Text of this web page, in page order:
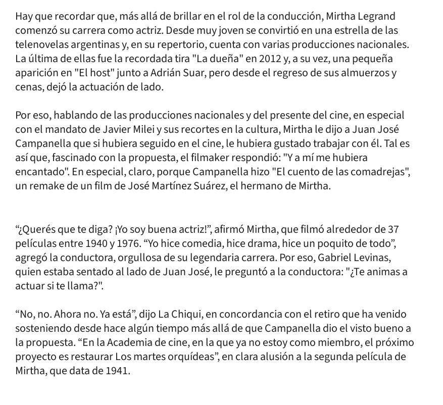
Hay que recordar que, más allá de brillar en el rol de la conducción, Mirtha Legrand
comenzó su carrera como actriz. Desde muy joven se convirtió en una estrella de las
telenovelas argentinas y, en su repertorio, cuenta con varias producciones nacionales.
La última de ellas fue la recordada tira "La dueña" en 2012 y, a su vez, una pequeña
aparición en "El host" junto a Adrián Suar, pero desde el regreso de sus almuerzos y
cenas, dejó la actuación de lado.
Por eso, hablando de las producciones nacionales y del presente del cine, en especial
con el mandato de Javier Milei y sus recortes en la cultura, Mirtha le dijo a Juan José
Campanella que si hubiera seguido en el cine, le hubiera gustado trabajar con él. Tal es
así que, fascinado con la propuesta, el filmaker respondió: "Y a mí me hubiera
encantado". En especial, claro, porque Campanella hizo "El cuento de las comadrejas",
un remake de un film de José Martínez Suárez, el hermano de Mirtha.
“¿Querés que te diga? ¡Yo soy buena actriz!”, afirmó Mirtha, que filmó alrededor de 37
películas entre 1940 y 1976. “Yo hice comedia, hice drama, hice un poquito de todo”,
agregó la conductora, orgullosa de su legendaria carrera. Por eso, Gabriel Levinas,
quien estaba sentado al lado de Juan José, le preguntó a la conductora: "¿Te animas a
actuar si te llama?".
“No, no. Ahora no. Ya está”, dijo La Chiqui, en concordancia con el retiro que ha venido
sosteniendo desde hace algún tiempo más allá de que Campanella dio el visto bueno a
la propuesta. “En la Academia de cine, en la que ya no estoy como miembro, el próximo
proyecto es restaurar Los martes orquídeas”, en clara alusión a la segunda película de
Mirtha, que data de 1941.